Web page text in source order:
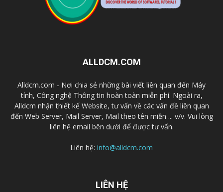
ALLDCM.COM
Alldcm.com - Nơi chia sẻ những bài viết liên quan đến Máy
tính, Công nghệ Thông tin hoàn toàn miễn phí. Ngoài ra,
Alldcm nhận thiết kế Website, tư vấn về các vấn đề liên quan
đến Web Server, Mail Server, Mail theo tên miền ... v/v. Vui lòng
liên hệ email bên dưới để được tư vấn.
Liên hệ: info@alldcm.com
LIÊN HỆ